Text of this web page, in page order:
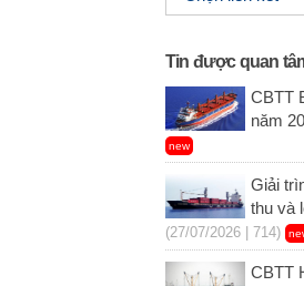
Tin được quan
CBTT
năm
new
Giải
thu và
(27/07/2026 | 714)
CBTT